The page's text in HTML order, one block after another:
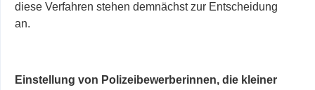
diese Verfahren stehen demnächst zur Entscheidung
an.
Einstellung von Polizeibewerberinnen, die kleiner